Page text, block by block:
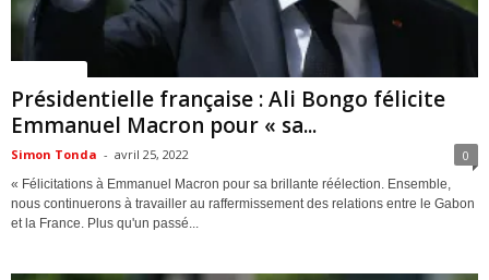
Présidentielle française : Ali Bongo félicite
Emmanuel Macron pour « sa...
Simon Tonda - avril 25, 2022 0
« Félicitations à Emmanuel Macron pour sa brillante réélection. Ensemble,
nous continuerons à travailler au raffermissement des relations entre le Gabon
et la France. Plus qu'un passé...